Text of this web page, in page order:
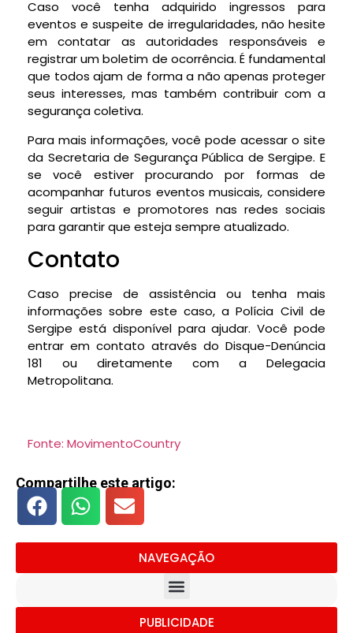
Caso você tenha adquirido ingressos para
eventos e suspeite de irregularidades, não hesite
em contatar as autoridades responsáveis e
registrar um boletim de ocorrência. É fundamental
que todos ajam de forma a não apenas proteger
seus interesses, mas também contribuir com a
segurança coletiva.
Para mais informações, você pode acessar o site
da Secretaria de Segurança Pública de Sergipe. E
se você estiver procurando por formas de
acompanhar futuros eventos musicais, considere
seguir artistas e promotores nas redes sociais
para garantir que esteja sempre atualizado.
Contato
Caso precise de assistência ou tenha mais
informações sobre este caso, a Polícia Civil de
Sergipe está disponível para ajudar. Você pode
entrar em contato através do Disque-Denúncia
181 ou diretamente com a Delegacia
Metropolitana.
Fonte: MovimentoCountry
Compartilhe este artigo:
NAVEGAÇÃO
PUBLICIDADE